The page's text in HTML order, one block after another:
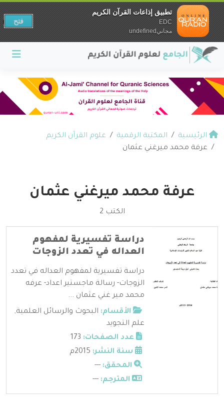
الرئيسية المكتبة الرقمية
علوم القرآن الكريم
عرفة محمد ميرغني عثمان
عرفة محمد ميرغني عثمان
الكتب 2
دراسة تفسيرية لمفهوم
العداله في تعدد الزوجات
دراسة تفسيرية لمفهوم العداله في تعدد
الزوجات- رسالة ماجستير اعداد- عرفه
محمد مير غني عثمان ...
الأقسام: البحوث والرسائل العلمية,
علم التجويد
عدد الصفحات:
سنة النشر:
المحقق: ---
المترجم: ---
تطبيق إذاعات القرآن الكريم
EDC
مجانيundefined
فتح